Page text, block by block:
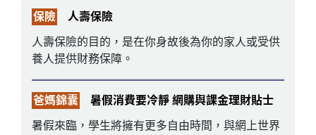
保險
人壽保險
人壽保險的目的，是在你身故後為你的家人或受供
養人提供財務保障。
爸媽錦囊
暑假消費要冷靜 網購與課金理財貼士
暑假來臨，學生將擁有更多自由時間，與網上世界